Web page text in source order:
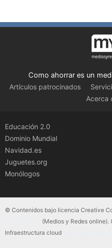
Como ahorrar es un
Artículos patrocinados
Acerca
Educación 2.0
Dominio Mundial
Navidad.es
Juguetes.org
Monólogos
© Contenidos bajo licencia Creative
(Medios y Redes
Infraestructura cloud